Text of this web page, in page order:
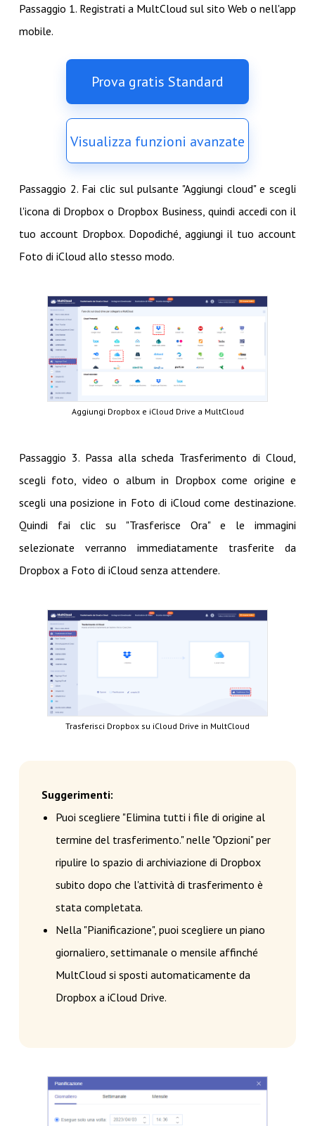
Passaggio 1. Registrati a MultCloud sul sito Web o nell'app
mobile.
Prova gratis Standard
Visualizza funzioni avanzate
Passaggio 2. Fai clic sul pulsante "Aggiungi cloud" e scegli
l'icona di Dropbox o Dropbox Business, quindi accedi con il
tuo account Dropbox. Dopodiché, aggiungi il tuo account
Foto di iCloud allo stesso modo.
Aggiungi Dropbox e iCloud Drive a MultCloud
Passaggio 3. Passa alla scheda Trasferimento di Cloud,
scegli foto, video o album in Dropbox come origine e
scegli una posizione in Foto di iCloud come destinazione.
Quindi fai clic su "Trasferisce Ora" e le immagini
selezionate verranno immediatamente trasferite da
Dropbox a Foto di iCloud senza attendere.
Trasferisci Dropbox su iCloud Drive in MultCloud
Suggerimenti:
Puoi scegliere "Elimina tutti i file di origine al
termine del trasferimento." nelle "Opzioni" per
ripulire lo spazio di archiviazione di Dropbox
subito dopo che l'attività di trasferimento è
stata completata.
Nella "Pianificazione", puoi scegliere un piano
giornaliero, settimanale o mensile affinché
MultCloud si sposti automaticamente da
Dropbox a iCloud Drive.